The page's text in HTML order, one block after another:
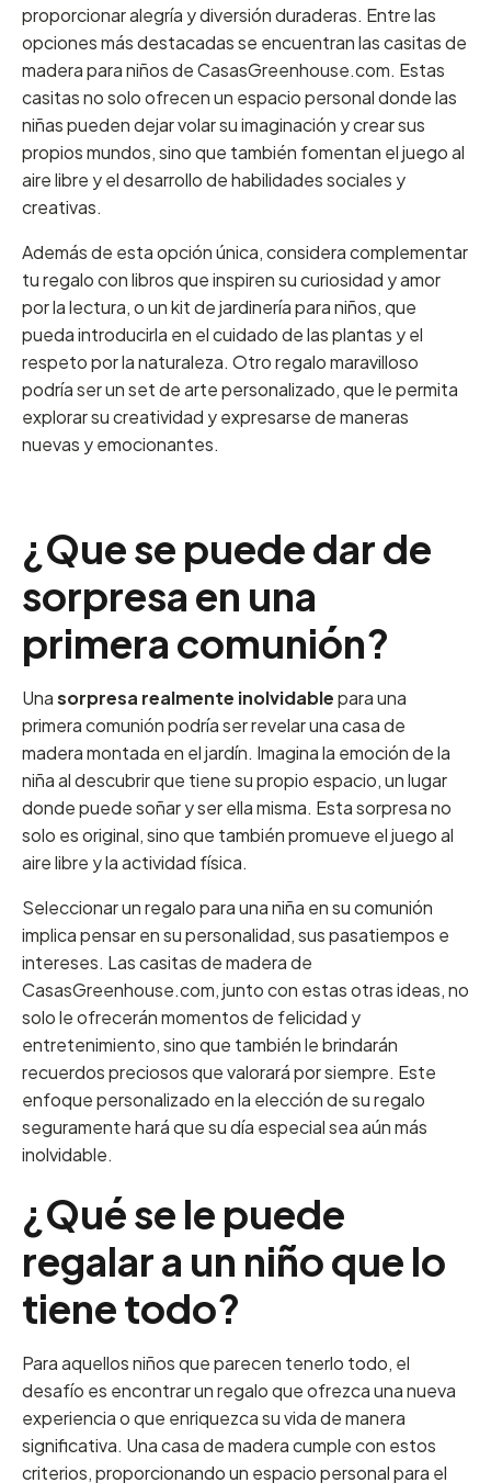
proporcionar alegría y diversión duraderas. Entre las
opciones más destacadas se encuentran las casitas de
madera para niños de CasasGreenhouse.com. Estas
casitas no solo ofrecen un espacio personal donde las
niñas pueden dejar volar su imaginación y crear sus
propios mundos, sino que también fomentan el juego al
aire libre y el desarrollo de habilidades sociales y
creativas.
Además de esta opción única, considera complementar
tu regalo con libros que inspiren su curiosidad y amor
por la lectura, o un kit de jardinería para niños, que
pueda introducirla en el cuidado de las plantas y el
respeto por la naturaleza. Otro regalo maravilloso
podría ser un set de arte personalizado, que le permita
explorar su creatividad y expresarse de maneras
nuevas y emocionantes.
¿Que se puede dar de
sorpresa en una
primera comunión?
Unasorpresa realmente inolvidablepara una
primera comunión podría ser revelar una casa de
madera montada en el jardín. Imagina la emoción de la
niña al descubrir que tiene su propio espacio, un lugar
donde puede soñar y ser ella misma. Esta sorpresa no
solo es original, sino que también promueve el juego al
aire libre y la actividad física.
Seleccionar un regalo para una niña en su comunión
implica pensar en su personalidad, sus pasatiempos e
intereses. Las casitas de madera de
CasasGreenhouse.com, junto con estas otras ideas, no
solo le ofrecerán momentos de felicidad y
entretenimiento, sino que también le brindarán
recuerdos preciosos que valorará por siempre. Este
enfoque personalizado en la elección de su regalo
seguramente hará que su día especial sea aún más
inolvidable.
¿Qué se le puede
regalar a un niño que lo
tiene todo?
Para aquellos niños que parecen tenerlo todo, el
desafío es encontrar un regalo que ofrezca una nueva
experiencia o que enriquezca su vida de manera
significativa. Una casa de madera cumple con estos
criterios, proporcionando un espacio personal para el